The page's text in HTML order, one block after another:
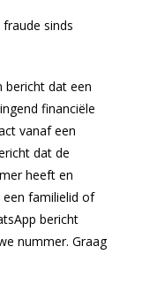
sinds
bericht dat een
financiële
vanaf een
dat de
heeft en
familielid of
bericht
nummer. Graag